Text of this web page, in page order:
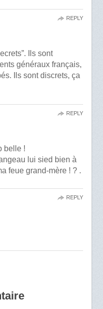
Ils sont
généraux français,
Ils sont discrets, ça
REPLY
belle !
lui sied bien à
feue grand-mère ! ? .
REPLY
REPLY